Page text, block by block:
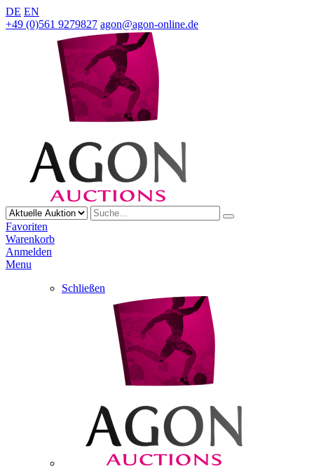
DE EN
+49 (0)561 9279827 agon@agon-online.de
Favoriten
Warenkorb
Anmelden
Menu
Schließen